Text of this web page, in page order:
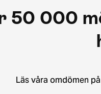
50 000
Läs våra omdömen